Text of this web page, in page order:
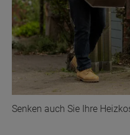
Senken auch Sie Ihre